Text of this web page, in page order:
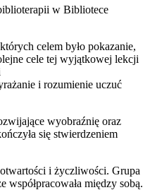
w Bibliotece
celem było pokazanie,
cele tej wyjątkowej lekcji
i rozumienie uczuć
wyobraźnię oraz
się stwierdzeniem
i życzliwości. Grupa
współpracowała między sobą.